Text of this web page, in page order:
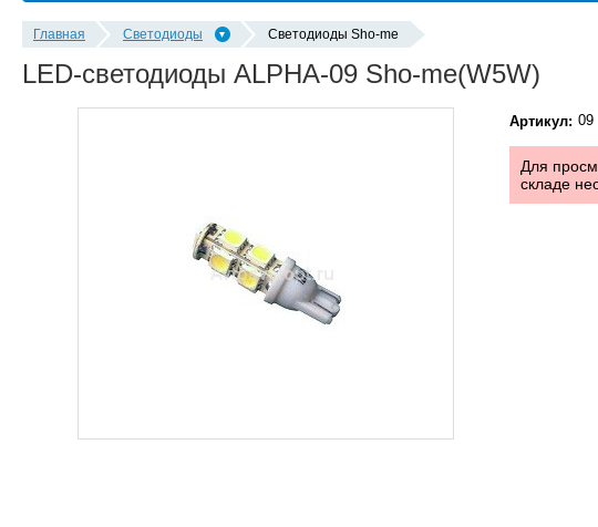
Главная Светодиоды Светодиоды Sho-me
LED-светодиоды ALPHA-09 Sho-me(W5W)
Артикул: 09
Для
складе